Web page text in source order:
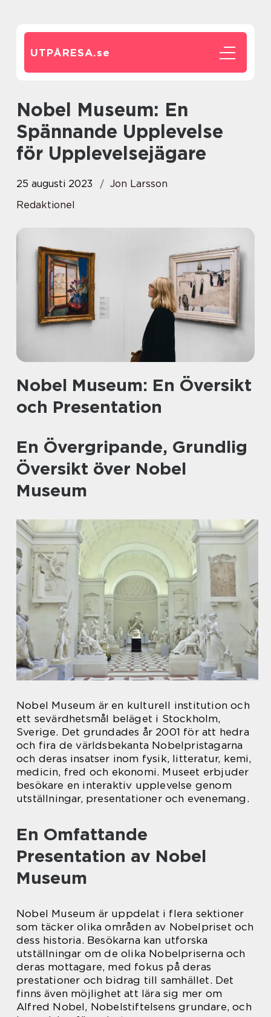
UTPÅRESA.se
Nobel Museum: En
Spännande Upplevelse
för Upplevelsejägare
25 augusti 2023
Jon Larsson
Redaktionel
Nobel Museum: En Översikt
och Presentation
En Övergripande, Grundlig
Översikt över Nobel
Museum
Nobel Museum är en kulturell institution och
ett sevärdhetsmål beläget i Stockholm,
Sverige. Det grundades år 2001 för att hedra
och fira de världsbekanta Nobelpristagarna
och deras insatser inom fysik, litteratur, kemi,
medicin, fred och ekonomi. Museet erbjuder
besökare en interaktiv upplevelse genom
utställningar, presentationer och evenemang.
En Omfattande
Presentation av Nobel
Museum
Nobel Museum är uppdelat i flera sektioner
som täcker olika områden av Nobelpriset och
dess historia. Besökarna kan utforska
utställningar om de olika Nobelpriserna och
deras mottagare, med fokus på deras
prestationer och bidrag till samhället. Det
finns även möjlighet att lära sig mer om
Alfred Nobel, Nobelstiftelsens grundare, och